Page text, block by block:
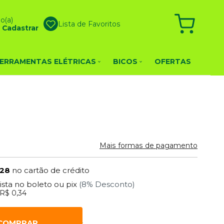
Cadastrar Lista de Favoritos
ELÉTRICAS BICOS OFERTAS
Mais formas de pagamento
no cartão de crédito
no boleto ou pix (8% Desconto)
R$ 0,34